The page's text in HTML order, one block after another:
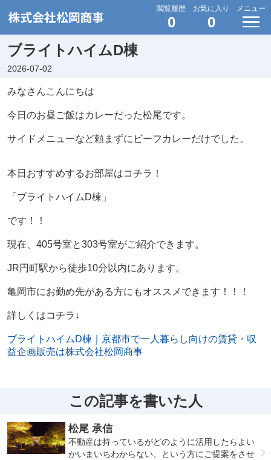
閲覧履歴
0
お気に入り
0
メニュー
ブライトハイムD棟
2026-07-02
みなさんこんにちは
今日のお昼ご飯はカレーだった松尾です。
サイドメニューなど頼まずにビーフカレーだけでした。
本日おすすめするお部屋はコチラ！
「ブライトハイムD棟」
です！！
現在、405号室と303号室がご紹介できます。
JR円町駅から徒歩10分以内にあります。
亀岡市にお勤め先がある方にもオススメできます！！！
詳しくはコチラ↓
ブライトハイムD棟｜京都市で一人暮らし向けの賃貸・収
益企画販売は株式会社松岡商事
この記事を書いた人
松尾 承信
不動産は持っているがどのように活用したらよい
かいまいちわからない、という方にご提案をさせ